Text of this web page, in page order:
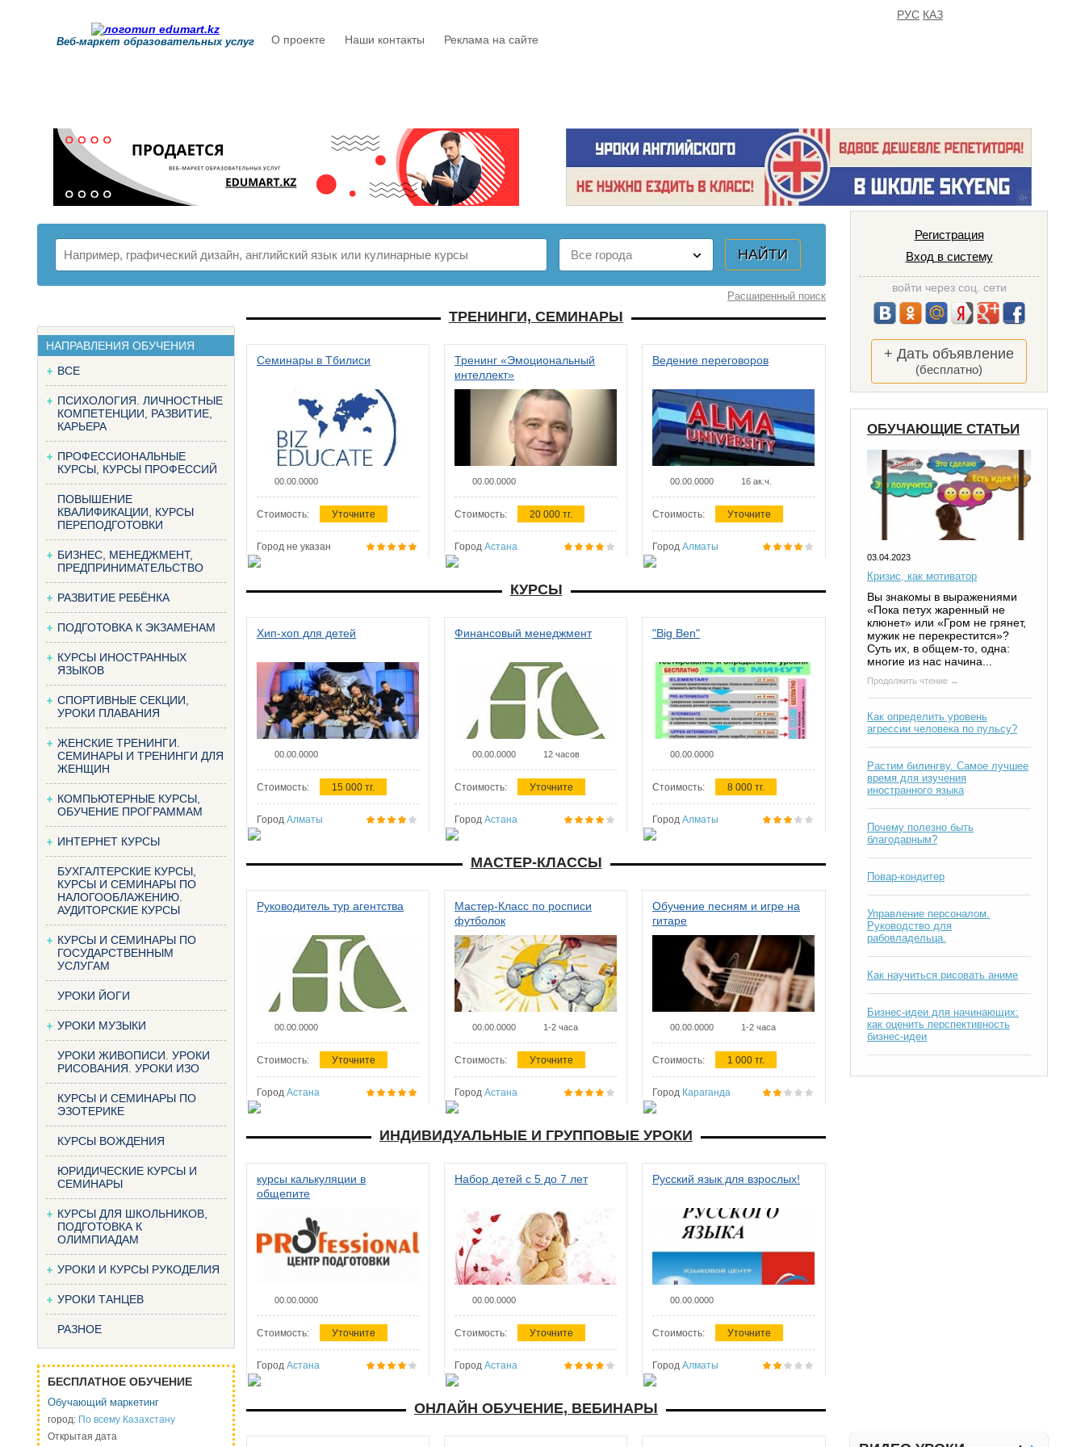
Веб-маркет образовательных услуг О проекте Наши контакты Реклама на сайте
РУС КАЗ
Расширенный поиск
НАПРАВЛЕНИЯ ОБУЧЕНИЯ
ВСЕ
ПСИХОЛОГИЯ. ЛИЧНОСТНЫЕ
КОМПЕТЕНЦИИ, РАЗВИТИЕ,
КАРЬЕРА
ПРОФЕССИОНАЛЬНЫЕ
КУРСЫ, КУРСЫ ПРОФЕССИЙ
ПОВЫШЕНИЕ
КВАЛИФИКАЦИИ, КУРСЫ
ПЕРЕПОДГОТОВКИ
БИЗНЕС, МЕНЕДЖМЕНТ,
ПРЕДПРИНИМАТЕЛЬСТВО
РАЗВИТИЕ РЕБЁНКА
ПОДГОТОВКА К ЭКЗАМЕНАМ
КУРСЫ ИНОСТРАННЫХ
ЯЗЫКОВ
СПОРТИВНЫЕ СЕКЦИИ,
УРОКИ ПЛАВАНИЯ
ЖЕНСКИЕ ТРЕНИНГИ.
СЕМИНАРЫ И ТРЕНИНГИ ДЛЯ
ЖЕНЩИН
КОМПЬЮТЕРНЫЕ КУРСЫ,
ОБУЧЕНИЕ ПРОГРАММАМ
ИНТЕРНЕТ КУРСЫ
БУХГАЛТЕРСКИЕ КУРСЫ,
КУРСЫ И СЕМИНАРЫ ПО
НАЛОГООБЛАЖЕНИЮ.
АУДИТОРСКИЕ КУРСЫ
КУРСЫ И СЕМИНАРЫ ПО
ГОСУДАРСТВЕННЫМ
УСЛУГАМ
УРОКИ ЙОГИ
УРОКИ МУЗЫКИ
УРОКИ ЖИВОПИСИ. УРОКИ
РИСОВАНИЯ. УРОКИ ИЗО
КУРСЫ И СЕМИНАРЫ ПО
ЭЗОТЕРИКЕ
КУРСЫ ВОЖДЕНИЯ
ЮРИДИЧЕСКИЕ КУРСЫ И
СЕМИНАРЫ
КУРСЫ ДЛЯ ШКОЛЬНИКОВ,
ПОДГОТОВКА К
ОЛИМПИАДАМ
УРОКИ И КУРСЫ РУКОДЕЛИЯ
УРОКИ ТАНЦЕВ
РАЗНОЕ
БЕСПЛАТНОЕ ОБУЧЕНИЕ
Обучающий маркетинг
город: По всему Казахстану
Открытая дата
ТРЕНИНГИ, СЕМИНАРЫ
Семинары в Тбилиси
00.00.0000
Стоимость: Уточните
Город не указан
Тренинг «Эмоциональный
интеллект»
00.00.0000
Стоимость: 20 000 тг.
Город Астана
Ведение переговоров
00.00.0000 16 ак.ч.
Стоимость: Уточните
Город Алматы
КУРСЫ
Хип-хоп для детей
00.00.0000
Стоимость: 15 000 тг.
Город Алматы
Финансовый менеджмент
00.00.0000 12 часов
Стоимость: Уточните
Город Астана
"Big Ben"
00.00.0000
Стоимость: 8 000 тг.
Город Алматы
МАСТЕР-КЛАССЫ
Руководитель тур агентства
00.00.0000
Стоимость: Уточните
Город Астана
Мастер-Класс по росписи
футболок
00.00.0000 1-2 часа
Стоимость: Уточните
Город Астана
Обучение песням и игре на
гитаре
00.00.0000 1-2 часа
Стоимость: 1 000 тг.
Город Караганда
ИНДИВИДУАЛЬНЫЕ И ГРУППОВЫЕ УРОКИ
курсы калькуляции в
общепите
00.00.0000
Стоимость: Уточните
Город Астана
Набор детей с 5 до 7 лет
00.00.0000
Стоимость: Уточните
Город Астана
Русский язык для взрослых!
00.00.0000
Стоимость: Уточните
Город Алматы
ОНЛАЙН ОБУЧЕНИЕ, ВЕБИНАРЫ
Регистрация
Вход в систему
войти через соц. сети
+ Дать объявление
(бесплатно)
ОБУЧАЮЩИЕ СТАТЬИ
03.04.2023
Кризис, как мотиватор
Вы знакомы в выражениями
«Пока петух жаренный не
клюнет» или «Гром не грянет,
мужик не перекрестится»?
Суть их, в общем-то, одна:
многие из нас начина...
Продолжить чтение →
Как определить уровень
агрессии человека по пульсу?
Растим билингву. Самое лучшее
время для изучения
иностранного языка
Почему полезно быть
благодарным?
Повар-кондитер
Управление персоналом.
Руководство для
рабовладельца.
Как научиться рисовать аниме
Бизнес-идеи для начинающих:
как оценить перспективность
бизнес-идеи